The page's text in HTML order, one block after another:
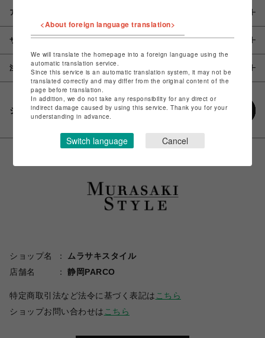
アイテム説明 / 素材
サイズ
注意事項
シェアする
ショップ名
ムラサキスタイル
店舗名
静岡PARCO
特定商取引法など法令に基づく表記は こちら
ショップお問い合わせは こちら
<About foreign language translation>
We will translate the homepage into a foreign language using the
automatic translation service.
Since this service is an automatic translation system, it may not be
translated correctly and may differ from the original content of the
page before translation.
In addition, we do not take any responsibility for any direct or
indirect damage caused by using this service. Thank you for your
understanding in advance.
Switch language Cancel